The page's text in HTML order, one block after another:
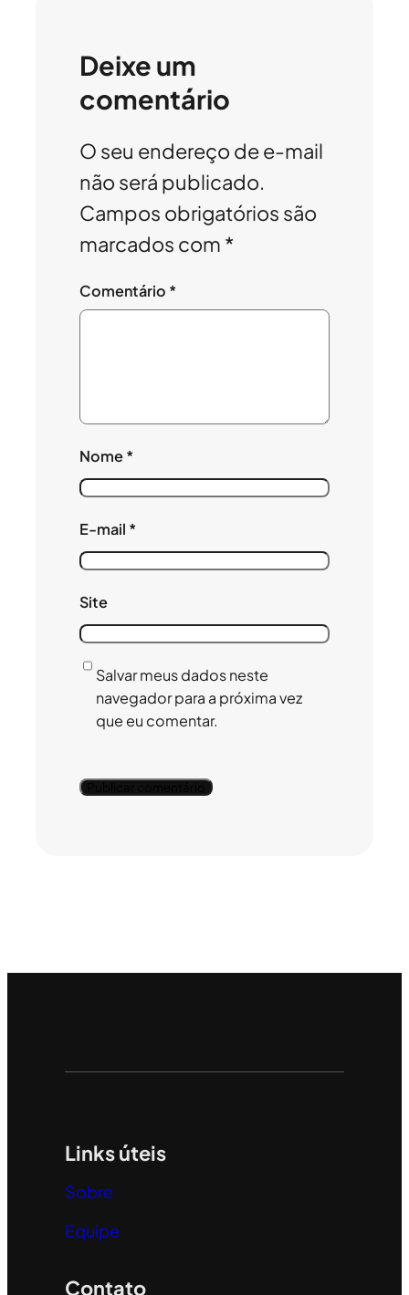
Deixe um
comentário
O seu endereço de e-mail
não será publicado.
Campos obrigatórios são
marcados com *
Comentário *
Nome*
E-mail *
Site
Salvar meus dados neste
navegador para a próxima vez
que eu comentar.
Links úteis
Sobre
Equipe
Contato